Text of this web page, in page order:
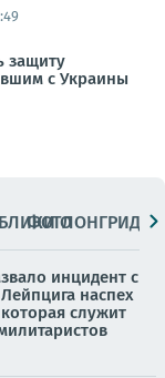
защиту
с Украины
ФОТОЛОНГРИДЫ
инцидент с
наспех
служит